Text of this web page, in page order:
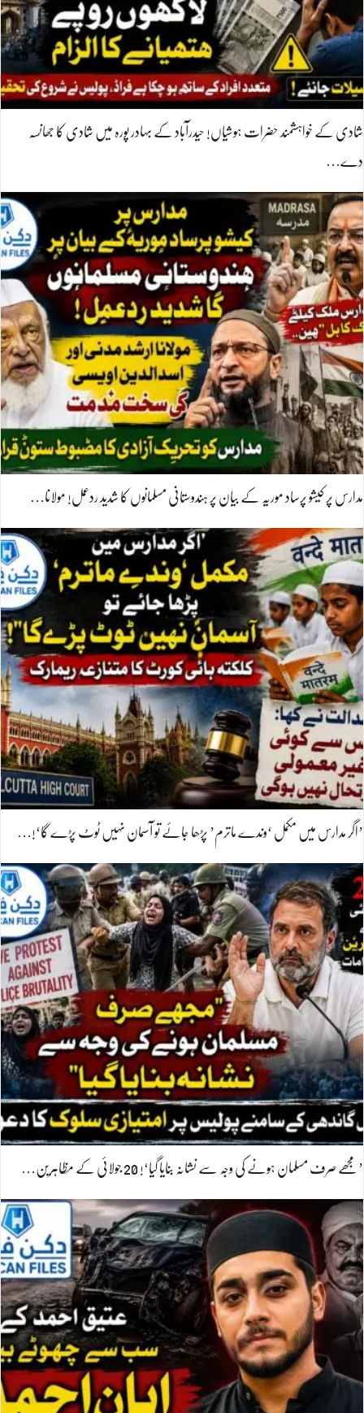
شادی کے خواہشمند حضرات ہوشیاں! حیدرآباد کے بہادر پورہ میں شادی کا جھانسہ
دے…
مدارس پر کیشو پرساد موریہ کے بیان پر ہندوستانی مسلمانوں کا شدید ردعمل! مولانا…
’اگر مدارس میں مکمل ‘وندے ماترم’ پڑھا جائے تو آسمان نہیں ٹوٹ پڑے گا‘!…
’مجھے صرف مسلمان ہونے کی وجہ سے نشانہ بنایا گیا‘! 20 جولائی کے مظاہرین…